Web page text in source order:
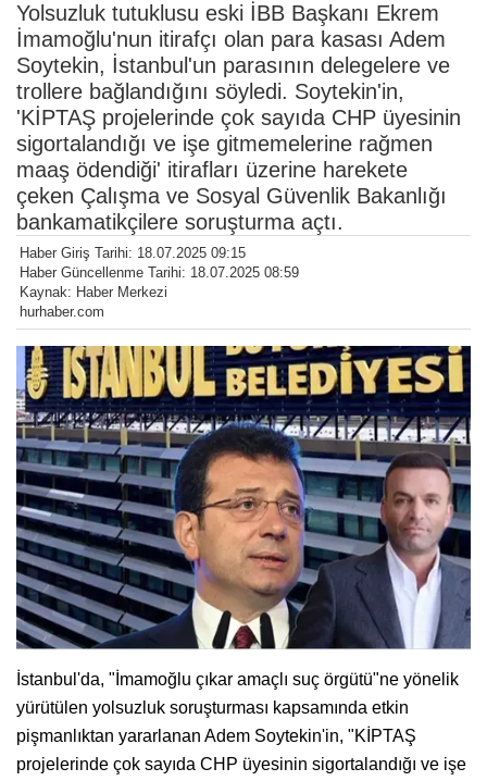
Yolsuzluk tutuklusu eski İBB Başkanı Ekrem
İmamoğlu'nun itirafçı olan para kasası Adem
Soytekin, İstanbul'un parasının delegelere ve
trollere bağlandığını söyledi. Soytekin'in,
'KİPTAŞ projelerinde çok sayıda CHP üyesinin
sigortalandığı ve işe gitmemelerine rağmen
maaş ödendiği' itirafları üzerine harekete
çeken Çalışma ve Sosyal Güvenlik Bakanlığı
bankamatikçilere soruşturma açtı.
Haber Giriş Tarihi: 18.07.2025 09:15
Haber Güncellenme Tarihi: 18.07.2025 08:59
Kaynak: Haber Merkezi
hurhaber.com
İstanbul'da, "İmamoğlu çıkar amaçlı suç örgütü"ne yönelik
yürütülen yolsuzluk soruşturması kapsamında etkin
pişmanlıktan yararlanan Adem Soytekin'in, "KİPTAŞ
projelerinde çok sayıda CHP üyesinin sigortalandığı ve işe